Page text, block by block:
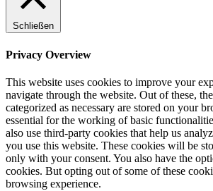
Schließen
Privacy Overview
This website uses cookies to improve your
navigate through the website. Out of these,
categorized as necessary are stored on your
essential for the working of basic
also use third-party cookies that help us
you use this website. These cookies will be
only with your consent. You also have the
cookies. But opting out of some of these
browsing experience.